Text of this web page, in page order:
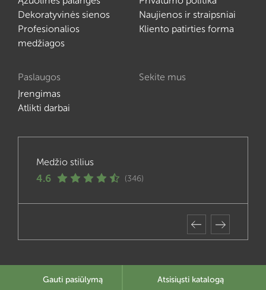
Dekoratyvinės sienos
Profesionalios
medžiagos
Naujienos ir straipsniai
Kliento patirties forma
Paslaugos
Įrengimas
Atlikti darbai
Sekite mus
Medžio stilius
4.6 (346)
Gauti pasiūlymą Atsisiųsti katalogą